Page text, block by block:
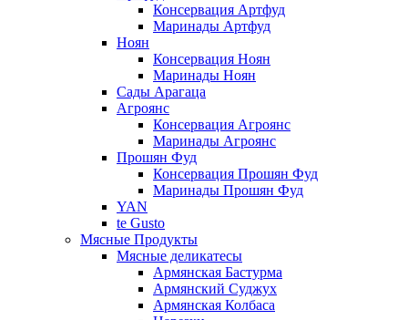
Консервация Артфуд
Маринады Артфуд
Ноян
Консервация Ноян
Маринады Ноян
Сады Арагаца
Агроянс
Консервация Агроянс
Маринады Агроянс
Прошян Фуд
Консервация Прошян Фуд
Маринады Прошян Фуд
YAN
te Gusto
Мясные Продукты
Мясные деликатесы
Армянская Бастурма
Армянский Суджух
Армянская Колбаса